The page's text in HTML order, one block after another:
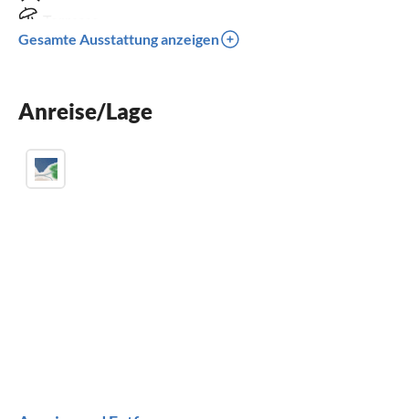
Spülmaschine
Kamin
Gesamte Ausstattung anzeigen
Anreise/Lage